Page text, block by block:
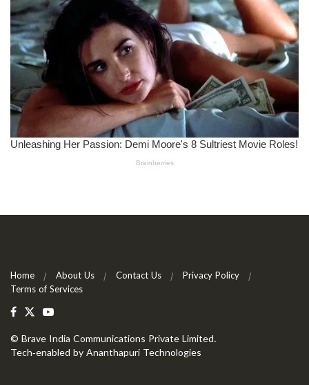
Home About Us Contact Us
Privacy Policy
Terms of Services
© Brave India Communications Private Limited.
Tech-enabled by Ananthapuri Technologies